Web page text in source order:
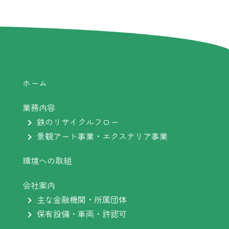
ホーム
業務内容
鉄のリサイクルフロー
景観アート事業・エクステリア事業
環境への取組
会社案内
主な金融機関・所属団体
保有設備・車両・許認可